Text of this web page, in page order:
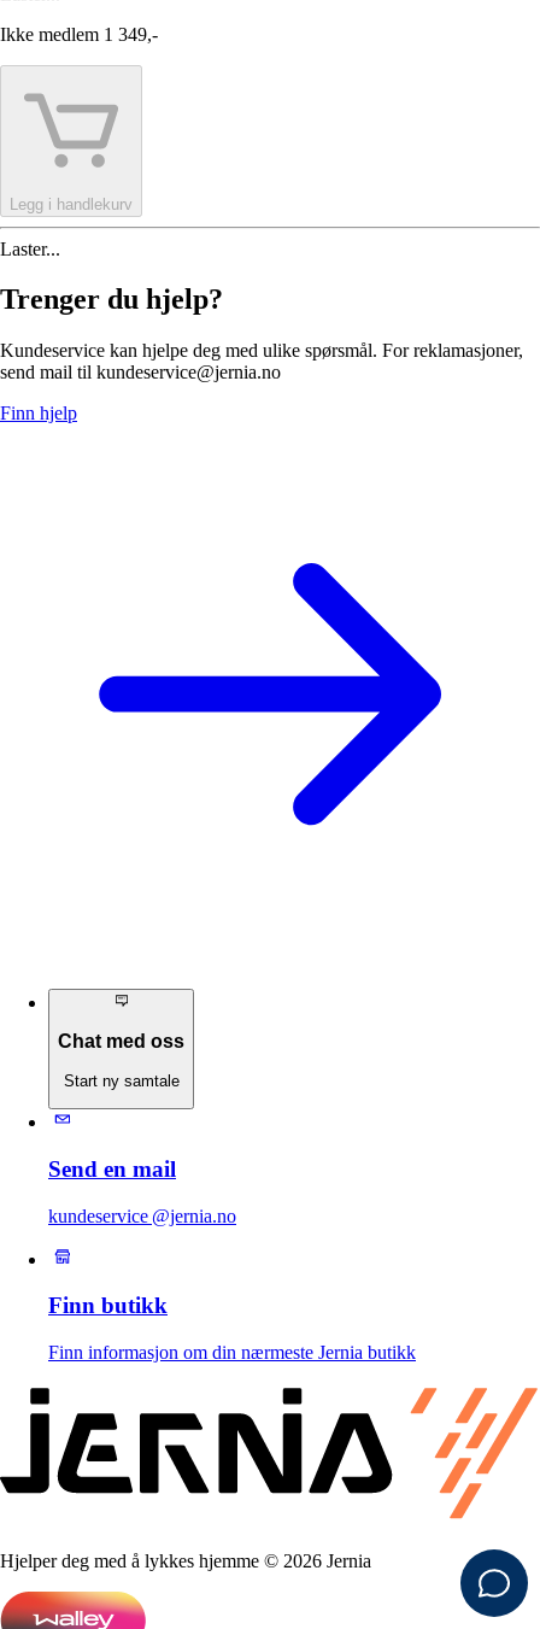
Ikke medlem 1 349,-
Legg i handlekurv
Laster...
Trenger du hjelp?
Kundeservice kan hjelpe deg med ulike spørsmål. For reklamasjoner,
send mail til kundeservice@jernia.no
Finn hjelp
Chat med oss
Start ny samtale
Send en mail
kundeservice @jernia.no
Finn butikk
Finn informasjon om din nærmeste Jernia butikk
Hjelper deg med å lykkes hjemme © 2026 Jernia